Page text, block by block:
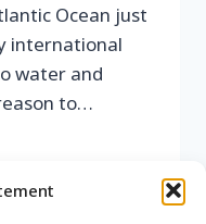
Ocean just
international
water and
to…